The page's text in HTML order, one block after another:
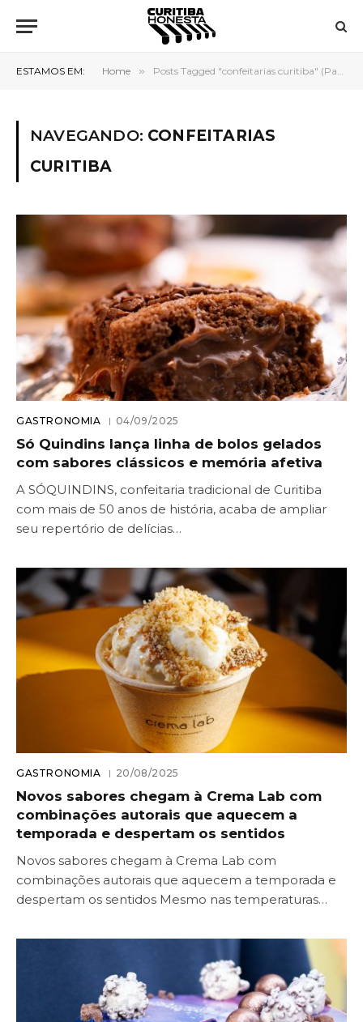
ESTAMOS EM: Home » Posts Tagged "confeitarias curitiba" (Page 2)
NAVEGANDO: CONFEITARIAS
CURITIBA
GASTRONOMIA 04/09/2025
Só Quindins lança linha de bolos gelados
com sabores clássicos e memória afetiva
A SÓQUINDINS, confeitaria tradicional de Curitiba
com mais de 50 anos de história, acaba de ampliar
seu repertório de delícias…
GASTRONOMIA 20/08/2025
Novos sabores chegam à Crema Lab com
combinações autorais que aquecem a
temporada e despertam os sentidos
Novos sabores chegam à Crema Lab com
combinações autorais que aquecem a temporada e
despertam os sentidos Mesmo nas temperaturas…